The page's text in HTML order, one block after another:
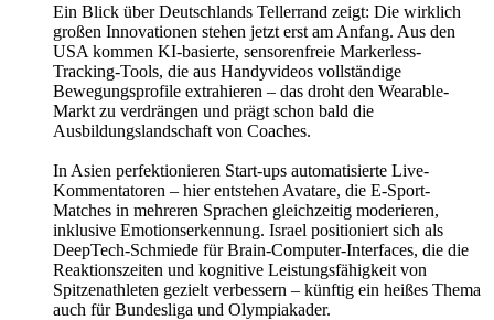
Ein Blick über Deutschlands Tellerrand zeigt: Die wirklich
großen Innovationen stehen jetzt erst am Anfang. Aus den
USA kommen KI-basierte, sensorenfreie Markerless-
Tracking-Tools, die aus Handyvideos vollständige
Bewegungsprofile extrahieren – das droht den Wearable-
Markt zu verdrängen und prägt schon bald die
Ausbildungslandschaft von Coaches.
In Asien perfektionieren Start-ups automatisierte Live-
Kommentatoren – hier entstehen Avatare, die E-Sport-
Matches in mehreren Sprachen gleichzeitig moderieren,
inklusive Emotionserkennung. Israel positioniert sich als
DeepTech-Schmiede für Brain-Computer-Interfaces, die die
Reaktionszeiten und kognitive Leistungsfähigkeit von
Spitzenathleten gezielt verbessern – künftig ein heißes Thema
auch für Bundesliga und Olympiakader.